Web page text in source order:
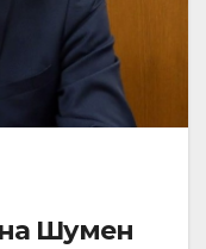
Шумен